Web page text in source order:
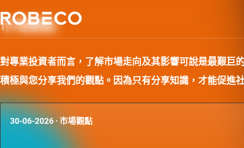
市場觀點
對專業投資者而言，了解市場走向及其影響可說是最艱巨
積極與您分享我們的觀點。因為只有分享知識，才能促進
30-06-2026·市場觀點